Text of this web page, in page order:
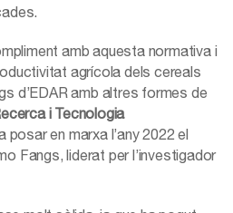
amb aquesta normativa i
agrícola dels cereals
d’EDAR amb altres formes de
i Tecnologia
posar en marxa l’any 2022 el
Fangs, liderat per l’investigador